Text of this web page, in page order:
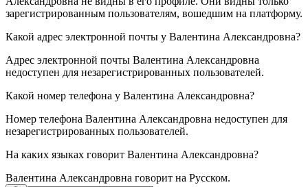
зарегистрированным пользователям, вошедшим на платформу.
Какой адрес электронной почты у Валентина Александровна?
Адрес электронной почты Валентина Александровна
недоступен для незарегистрированных пользователей.
Какой номер телефона у Валентина Александровна?
Номер телефона Валентина Александровна недоступен для
незарегистрированных пользователей.
На каких языках говорит Валентина Александровна?
Валентина Александровна говорит на Русском.